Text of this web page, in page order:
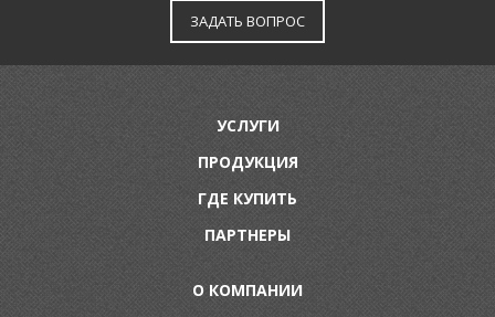
ЗАДАТЬ ВОПРОС
УСЛУГИ
ПРОДУКЦИЯ
ГДЕ КУПИТЬ
ПАРТНЕРЫ
О КОМПАНИИ